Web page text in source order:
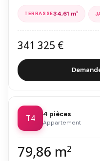
34,61 m2
341 325 €
T4 4 pièces
Appartement
79,86 m2